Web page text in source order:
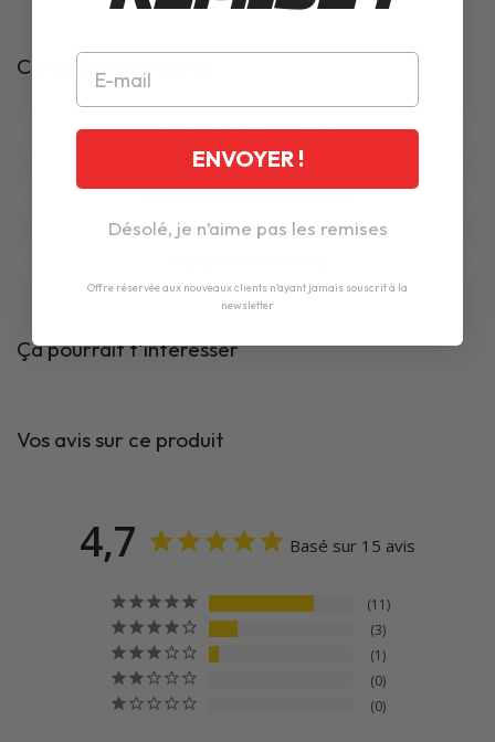
Catégories similaires
Blousons moto Helstons
Ça pourrait t'intéresser
Vos avis sur ce produit
4,7 Basé sur 15 avis
11
3
1
0
0
ENVOYER !
Désolé, je n’aime pas les remises
Offre réservée aux nouveaux clients n'ayant jamais souscrit à la
newsletter